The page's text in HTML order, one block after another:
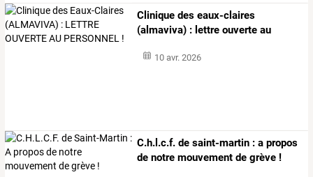
Clinique des eaux-claires
(almaviva) : lettre ouverte au
10 avr. 2026
C.h.l.c.f. de saint-martin : a propos
de notre mouvement de grève !